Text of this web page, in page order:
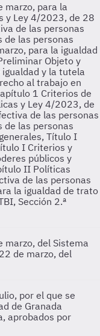
marzo, para la
y Ley 4/2023, de 28
de las personas
de las personas
para la igualdad
Objeto y
y la tutela
al trabajo en
1 Criterios de
y Ley 4/2023, de
de las personas
de las personas
Título I
I Criterios y
públicos y
II Políticas
de las personas
la igualdad de trato
Sección 2.ª
marzo, del Sistema
de marzo, del
por el que se
de Granada
aprobados por